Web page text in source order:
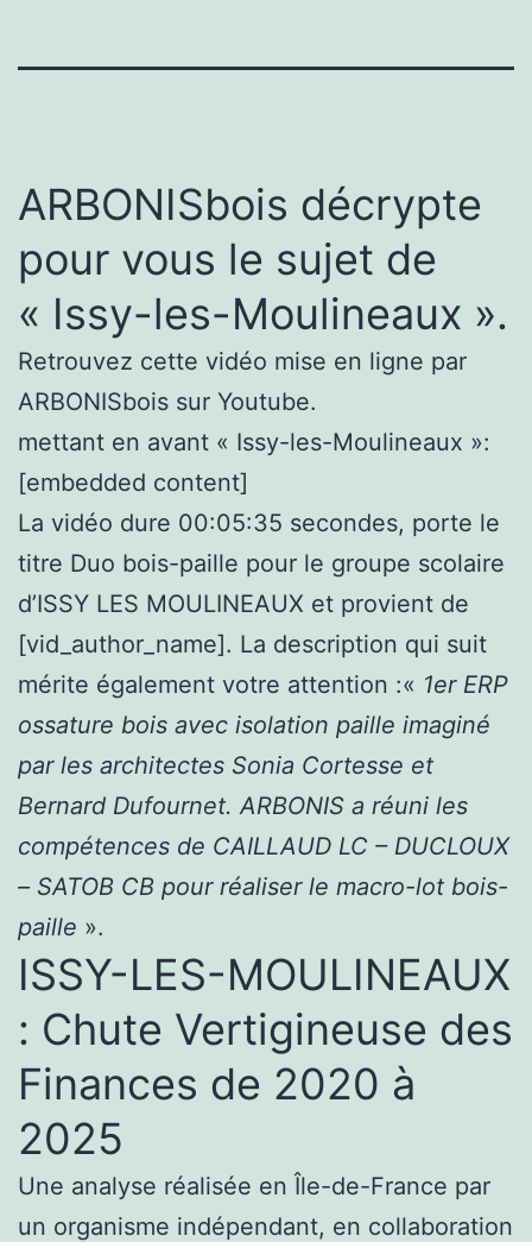
ARBONISbois décrypte
pour vous le sujet de
« Issy-les-Moulineaux ».
Retrouvez cette vidéo mise en ligne par
ARBONISbois sur Youtube.
mettant en avant « Issy-les-Moulineaux »:
[embedded content]
La vidéo dure 00:05:35 secondes, porte le
titre Duo bois-paille pour le groupe scolaire
d’ISSY LES MOULINEAUX et provient de
[vid_author_name]. La description qui suit
mérite également votre attention :« 1er ERP
ossature bois avec isolation paille imaginé
par les architectes Sonia Cortesse et
Bernard Dufournet. ARBONIS a réuni les
compétences de CAILLAUD LC – DUCLOUX
– SATOB CB pour réaliser le macro-lot bois-
paille ».
ISSY-LES-MOULINEAUX
: Chute Vertigineuse des
Finances de 2020 à
2025
Une analyse réalisée en Île-de-France par
un organisme indépendant, en collaboration